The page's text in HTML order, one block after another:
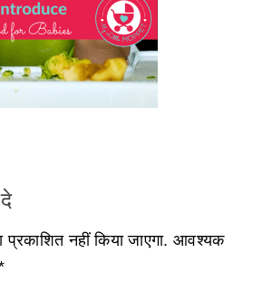
नहीं किया जाएगा. आवश्यक